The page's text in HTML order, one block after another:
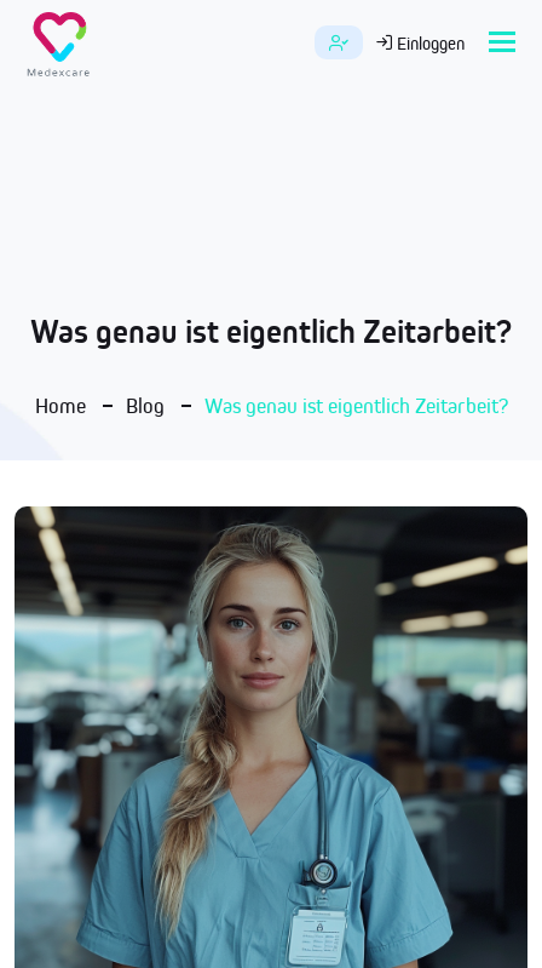
Einloggen
Was genau ist eigentlich Zeitarbeit?
Home Blog Was genau ist eigentlich Zeitarbeit?